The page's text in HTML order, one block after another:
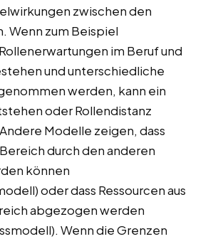
zwischen den
Wenn zum Beispiel
im Beruf und
und unterschiedliche
werden, kann ein
oder Rollendistanz
Modelle zeigen, dass
durch den anderen
können
oder dass Ressourcen aus
abgezogen werden
Wenn die Grenzen